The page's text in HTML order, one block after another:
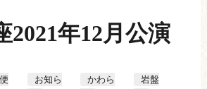
2021年12月公演
お知ら
かわら
岩盤